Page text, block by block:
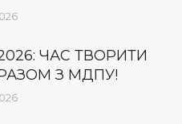
ЧАС ТВОРИТИ
З МДПУ!